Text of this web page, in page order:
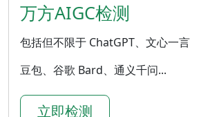
万方AIGC检测
包括但不限于 ChatGPT、文心一言
豆包、谷歌 Bard、通义千问...
立即检测